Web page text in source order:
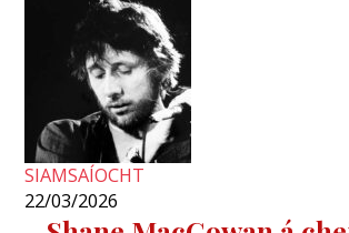
SIAMSAÍOCHT
22/03/2026